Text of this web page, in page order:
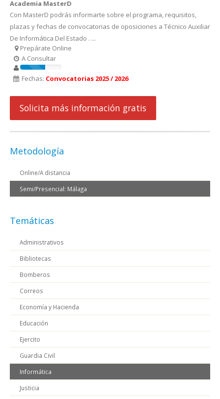
Academia MasterD
Con MasterD podrás informarte sobre el programa, requisitos,
plazas y fechas de convocatorias de oposiciones a Técnico Auxiliar
De Informática Del Estado . ...
Prepárate Online
A Consultar
Fechas: Convocatorias 2025 / 2026
Solicita más información gratis
Metodología
Online/A distancia
Semi/Presencial: Málaga
Temáticas
Administrativos
Bibliotecas
Bomberos
Correos
Economía y Hacienda
Educación
Ejercito
Guardia Civil
Informática
Justicia